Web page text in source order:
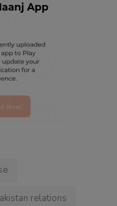
relations